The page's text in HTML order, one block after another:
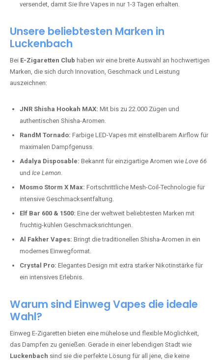
versendet, damit Sie Ihre Vapes in nur 1-3 Tagen erhalten.
Unsere beliebtesten Marken in
Luckenbach
Bei E-Zigaretten Club haben wir eine breite Auswahl an hochwertigen
Marken, die sich durch Innovation, Geschmack und Leistung
auszeichnen:
JNR Shisha Hookah MAX: Mit bis zu 22.000 Zügen und
authentischen Shisha-Aromen.
RandM Tornado: Farbige LED-Vapes mit einstellbarem Airflow für
maximalen Dampfgenuss.
Adalya Disposable: Bekannt für einzigartige Aromen wie Love 66
und Ice Lemon.
Mosmo Storm X Max: Fortschrittliche Mesh-Coil-Technologie für
intensive Geschmacksentfaltung.
Elf Bar 600 & 1500: Eine der weltweit beliebtesten Marken mit
fruchtig-kühlen Geschmacksrichtungen.
Al Fakher Vapes: Bringt die traditionellen Shisha-Aromen in ein
modernes Einwegformat.
Crystal Pro: Elegantes Design mit extra starker Nikotinstärke für
ein intensives Erlebnis.
Warum sind Einweg Vapes die ideale
Wahl?
Einweg E-Zigaretten bieten eine mühelose und flexible Möglichkeit,
das Dampfen zu genießen. Gerade in einer lebendigen Stadt wie
Luckenbach sind sie die perfekte Lösung für all jene, die keine